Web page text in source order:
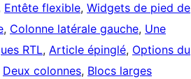
Entête flexible, Widgets de pied de
, Colonne latérale gauche, Une
RTL, Article épinglé, Options du
Deux colonnes, Blocs larges